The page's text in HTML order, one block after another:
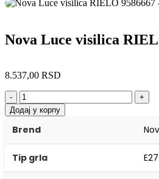
Nova Luce visilica
8.537,00 RSD
-
+
Додај у корпу
Brend
Tip grla E27